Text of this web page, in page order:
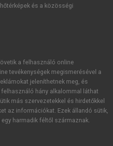
akcióiról.
Kiadó Zrt. újdonságairól,
és a közösségi
a felhasználó online
tevékenységek megismerésével a
jeleníthetnek meg, és
hány alkalommal láthat
más szervezetekkel és hirdetőkkel
az információkat. Ezek állandó sütik,
harmadik féltől származnak.